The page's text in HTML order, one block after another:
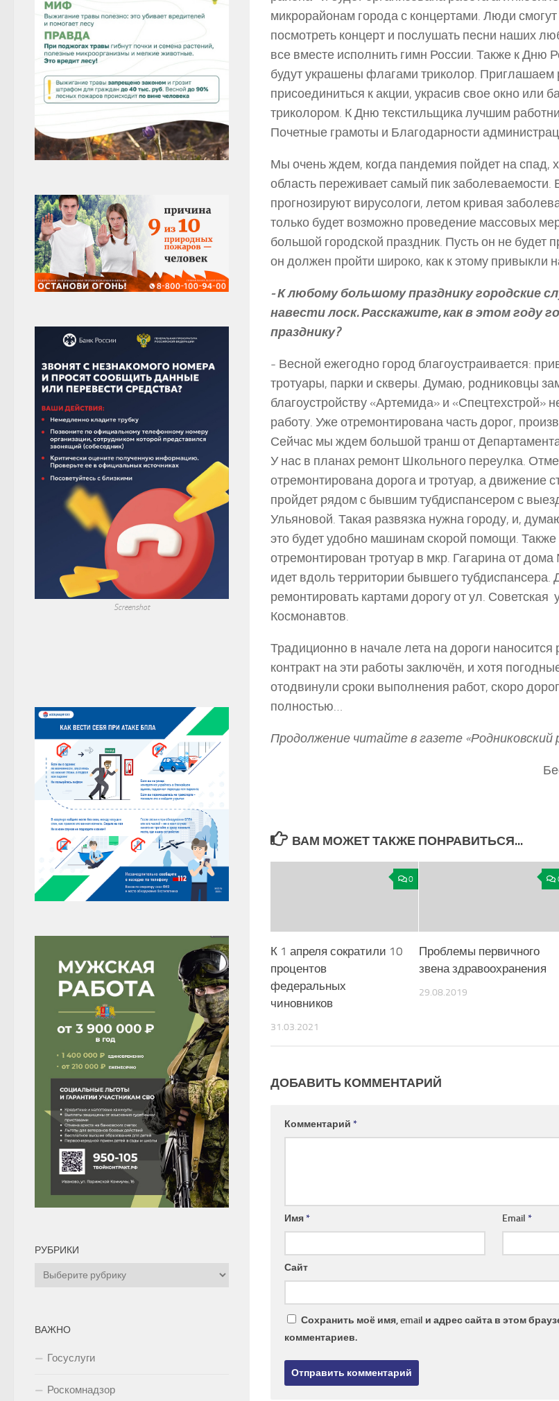
микрорайонам города с концертами. Люди смогут
посмотреть концерт и послушать песни наших
все вместе исполнить гимн России. Также к Дню
будут украшены флагами триколор. Приглашаем
присоединиться к акции, украсив свое окно или
триколором. К Дню текстильщика лучшим
Почетные грамоты и Благодарности
Мы очень ждем, когда пандемия пойдет на спад,
область переживает самый пик заболеваемости.
прогнозируют вирусологи, летом кривая
только будет возможно проведение массовых
большой городской праздник. Пусть он не будет
он должен пройти широко, как к этому привыкли
-­ К любому большому празднику городские
навести лоск. Расскажите, как в этом году
празднику?
-­ Весной ежегодно город благоустраивается:
тротуары, парки и скверы. Думаю, родниковцы
благоустройству «Артемида» и «Спецтехстрой»
работу. Уже отремонтирована часть дорог,
Сейчас мы ждем большой транш от
У нас в планах ремонт Школьного переулка.
отремонтирована дорога и тротуар, а движение
пройдет рядом с бывшим тубдиспансером с
Ульяновой. Такая развязка нужна городу, и,
это будет удобно машинам скорой помощи. Также
отремонтирован тротуар в мкр. Гагарина от
идет вдоль территории бывшего
ремонтировать картами дорогу от ул. Советская
Космонавтов.
Традиционно в начале лета на дороги
контракт на эти работы заключён, и хотя
отодвинули сроки выполнения работ, скоро
полностью…
Продолжение читайте в газете «Родниковский
ВАМ МОЖЕТ ТАКЖЕ ПОНРАВИТЬСЯ...
0
К 1 апреля сократили 10
процентов
федеральных
чиновников
31.03.2021
Проблемы первичного
звена здравоохранения
29.08.2019
ДОБАВИТЬ КОММЕНТАРИЙ
Комментарий *
Имя* Email*
Сайт
Сохранить моё имя, email и адрес сайта в этом
комментариев.
Screenshot
РУБРИКИ
Рубрики
ВАЖНО
Госуслуги
Роскомнадзор